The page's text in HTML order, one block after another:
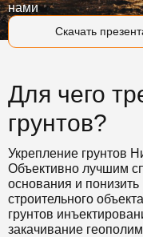
Скачать
нами
Для чего
грунтов?
Укрепление грунтов
Объективно лучшим
основания и
строительного
грунтов
закачивание